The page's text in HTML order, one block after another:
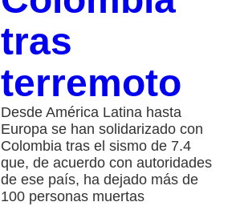
tras
terremoto
Desde América Latina hasta
Europa se han solidarizado con
Colombia tras el sismo de 7.4
que, de acuerdo con autoridades
de ese país, ha dejado más de
100 personas muertas